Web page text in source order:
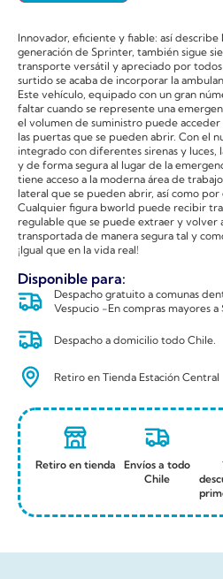
Innovador, eficiente y fiable: así
generación de Sprinter, también sigue
transporte versátil y apreciado por
surtido se acaba de incorporar la
Este vehículo, equipado con un gran
faltar cuando se represente una
el volumen de suministro puede
las puertas que se pueden abrir. Con el
integrado con diferentes sirenas y luces,
y de forma segura al lugar de la
tiene acceso a la moderna área de
lateral que se pueden abrir, así como
Cualquier figura bworld puede recibir
regulable que se puede extraer y volver
transportada de manera segura tal y
¡Igual que en la vida real!
Disponible para:
Despacho gratuito a comunas
Vespucio -En compras mayores a
Despacho a domicilio todo Chile.
Retiro en Tienda Estación Central
Retiro en tienda
Envíos a todo
Chile